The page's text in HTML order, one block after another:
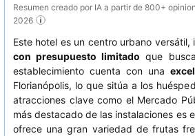
Resumen creado por IA a partir de 800+
2026
Este hotel es un centro urbano
con presupuesto limitado que
establecimiento cuenta con una
Florianópolis, lo que sitúa a los
atracciones clave como el Mercado
más destacado de las instalaciones es
ofrece una gran variedad de frutas